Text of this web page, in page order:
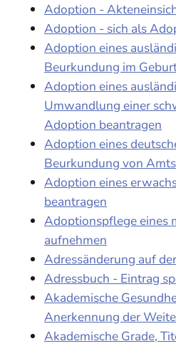
Adoption -
Adoption - sich als
Adoption eines
Beurkundung im
Adoption eines
Umwandlung einer
Adoption beantragen
Adoption eines
Beurkundung von
Adoption eines
beantragen
Adoptionspflege eines
aufnehmen
Adressänderung auf
Adressbuch - Eintrag
Akademische
Anerkennung der
Akademische Grade,